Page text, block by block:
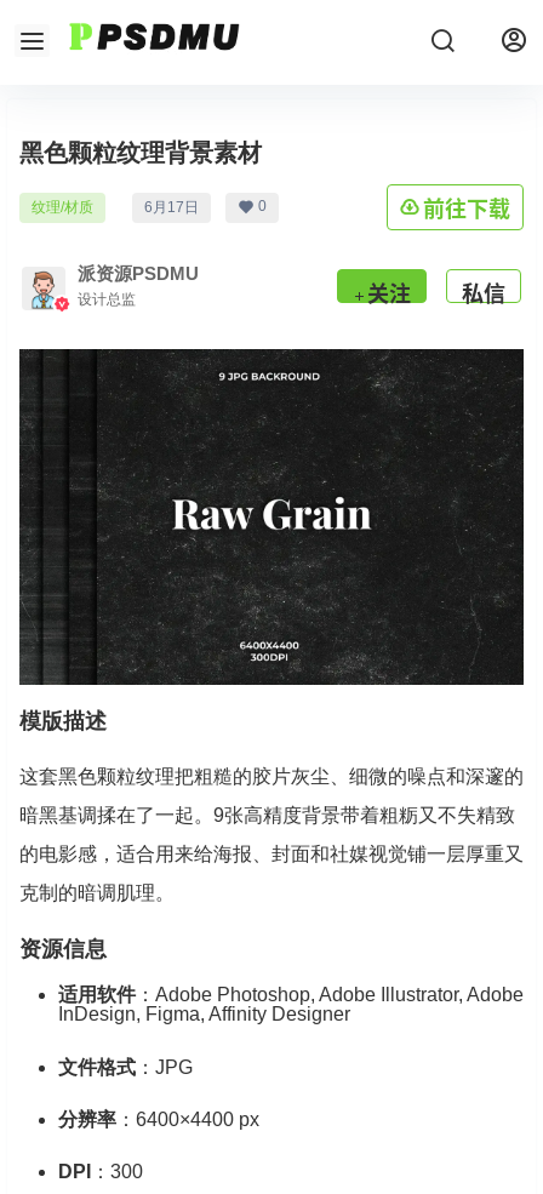
黑色颗粒纹理背景素材
纹理/材质 6月17日 0 前往下载
派资源PSDMU
设计总监 关注 私信
模版描述
这套黑色颗粒纹理把粗糙的胶片灰尘、细微的噪点和深邃的
暗黑基调揉在了一起。9张高精度背景带着粗粝又不失精致
的电影感，适合用来给海报、封面和社媒视觉铺一层厚重又
克制的暗调肌理。
资源信息
适用软件：Adobe Photoshop, Adobe Illustrator, Adobe
InDesign, Figma, Affinity Designer
文件格式 ：JPG
分辨率 ：6400×4400 px
DPI ：300